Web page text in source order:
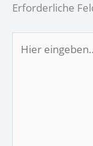
Erforderliche
eingeben…